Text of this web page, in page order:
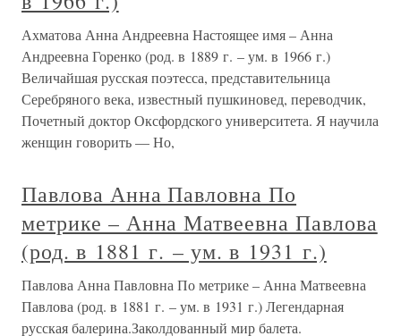
Ахматова Анна Андреевна Настоящее имя – Анна
Андреевна Горенко (род. в 1889 г. – ум. в 1966 г.)
Величайшая русская поэтесса, представительница
Серебряного века, известный пушкиновед, переводчик,
Почетный доктор Оксфордского университета. Я научила
женщин говорить — Но,
Павлова Анна Павловна По
метрике – Анна Матвеевна Павлова
(род. в 1881 г. – ум. в 1931 г.)
Павлова Анна Павловна По метрике – Анна Матвеевна
Павлова (род. в 1881 г. – ум. в 1931 г.) Легендарная
русская балерина.Заколдованный мир балета.